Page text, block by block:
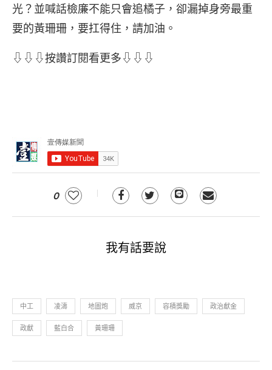
光？並喊話檢廉不能只會追橘子，卻漏掉身旁最重
要的黃珊珊，要扛得住，請加油。
⇩⇩⇩按讚訂閱看更多⇩⇩⇩
0
我有話要說
中工 凌濤 地圖炮 威京 容積獎勵 政治獻金
政獻 藍白合 黃珊珊